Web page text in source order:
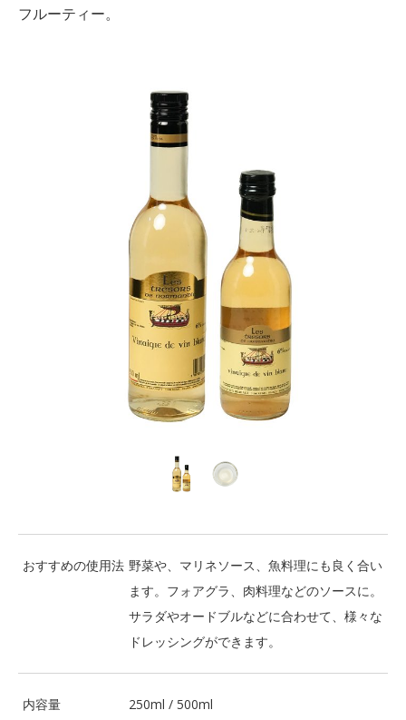
フルーティー。
おすすめの使用法 野菜や、マリネソース、魚料理にも良く合い
ます。フォアグラ、肉料理などのソースに。
サラダやオードブルなどに合わせて、様々な
ドレッシングができます。
内容量 250ml / 500ml